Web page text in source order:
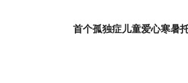
首个孤独症儿童爱心寒暑